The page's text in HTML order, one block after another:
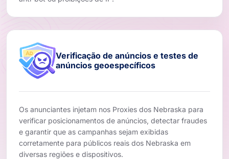
Verificação de anúncios e testes de
anúncios geoespecíficos
Os anunciantes injetam nos Proxies dos Nebraska para
verificar posicionamentos de anúncios, detectar fraudes
e garantir que as campanhas sejam exibidas
corretamente para públicos reais dos Nebraska em
diversas regiões e dispositivos.